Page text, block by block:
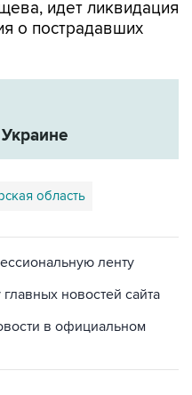
область
новостей сайта
в официальном